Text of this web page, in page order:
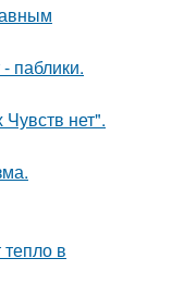
паблики.
нет".
в